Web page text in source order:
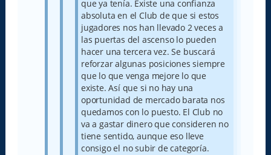
que ya tenía. Existe una confianza
absoluta en el Club de que si estos
jugadores nos han llevado 2 veces a
las puertas del ascenso lo pueden
hacer una tercera vez. Se buscará
reforzar algunas posiciones siempre
que lo que venga mejore lo que
existe. Así que si no hay una
oportunidad de mercado barata nos
quedamos con lo puesto. El Club no
va a gastar dinero que consideren no
tiene sentido, aunque eso lleve
consigo el no subir de categoría.